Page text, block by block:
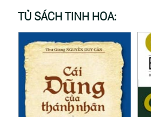
TỦ SÁCH TINH HOA: